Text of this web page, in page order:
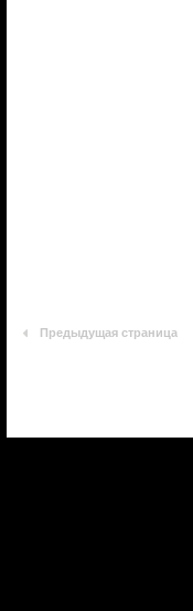
Предыдущая страница